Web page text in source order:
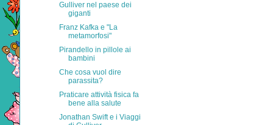
Gulliver nel paese dei
giganti
Franz Kafka e "La
metamorfosi"
Pirandello in pillole ai
bambini
Che cosa vuol dire
parassita?
Praticare attività fisica fa
bene alla salute
Jonathan Swift e i Viaggi